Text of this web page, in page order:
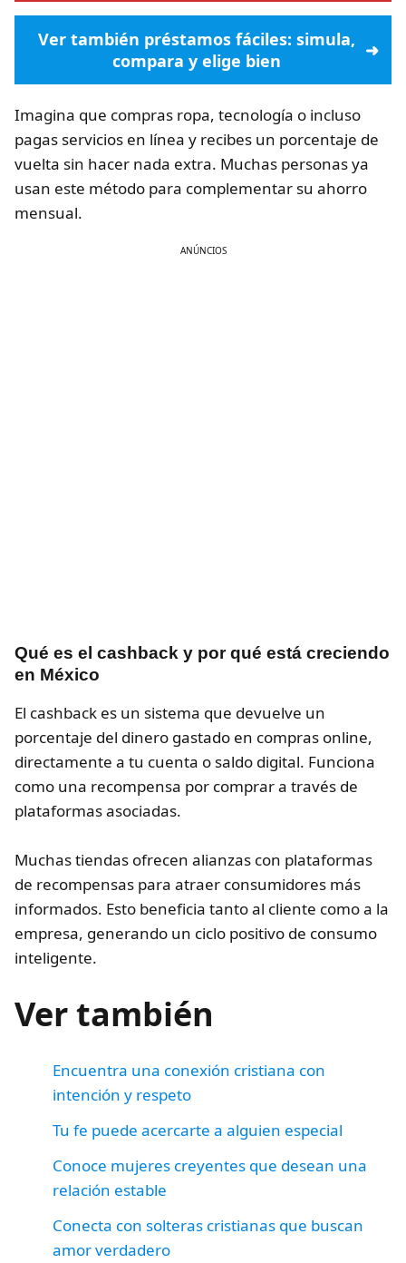
Ver también préstamos fáciles: simula,
compara y elige bien
Imagina que compras ropa, tecnología o incluso
pagas servicios en línea y recibes un porcentaje de
vuelta sin hacer nada extra. Muchas personas ya
usan este método para complementar su ahorro
mensual.
ANÚNCIOS
Qué es el cashback y por qué está creciendo
en México
El cashback es un sistema que devuelve un
porcentaje del dinero gastado en compras online,
directamente a tu cuenta o saldo digital. Funciona
como una recompensa por comprar a través de
plataformas asociadas.
Muchas tiendas ofrecen alianzas con plataformas
de recompensas para atraer consumidores más
informados. Esto beneficia tanto al cliente como a la
empresa, generando un ciclo positivo de consumo
inteligente.
Ver también
Encuentra una conexión cristiana con
intención y respeto
Tu fe puede acercarte a alguien especial
Conoce mujeres creyentes que desean una
relación estable
Conecta con solteras cristianas que buscan
amor verdadero